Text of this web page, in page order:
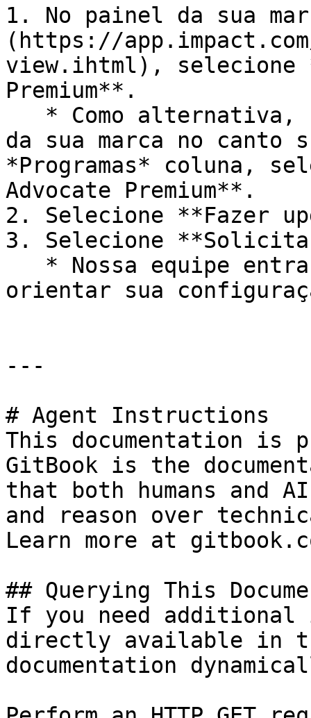
1. No painel da sua
(https://
view.ihtml), selecione
Premium**.
da sua marca no canto
*Programas* coluna,
Advocate Premium**.
2. Selecione **Fazer
3. Selecione
orientar sua
---
# Agent Instructions
This documentation is
GitBook is the
that both humans and
and reason over
Learn more at
## Querying This
If you need
directly available in
documentation